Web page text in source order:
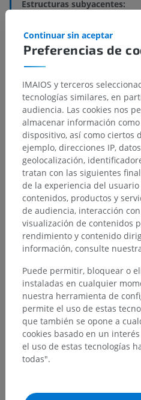
Estructuras subyacentes:
Traducciones
¿Ha detectado un error?
No dude en sugerir una
mejora de contenido.
DESCARGAR LA APLICACIÓN
Preferencias de
Continuar sin aceptar
IMAIOS y terceros
tecnologías similares, en
audiencia. Las cookies nos
almacenar información
dispositivo, así como ciertos
ejemplo, direcciones IP,
geolocalización,
tratan con las siguientes
de la experiencia del
contenidos, productos y
de audiencia, interacción
visualización de contenidos
rendimiento y contenido
información, consulte
Puede permitir, bloquear o
instaladas en cualquier
nuestra herramienta de
permite el uso de estas
que también se opone a
cookies basado en un
el uso de estas tecnologías
todas".